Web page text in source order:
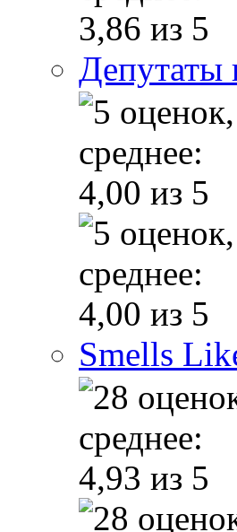
Депутаты
Smells